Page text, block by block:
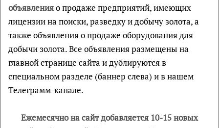
объявленияо продаже предприятий, имеющих
лицензии на поиски, разведку и добычу золота, а
также объявления о продаже оборудования для
добычи золота.Все объявления размещены на
главной странице сайта и дублируются в
специальном разделе (баннер слева) и в нашем
Телеграмм-канале.
Ежемесячно на сайт добавляется 10-15 новых